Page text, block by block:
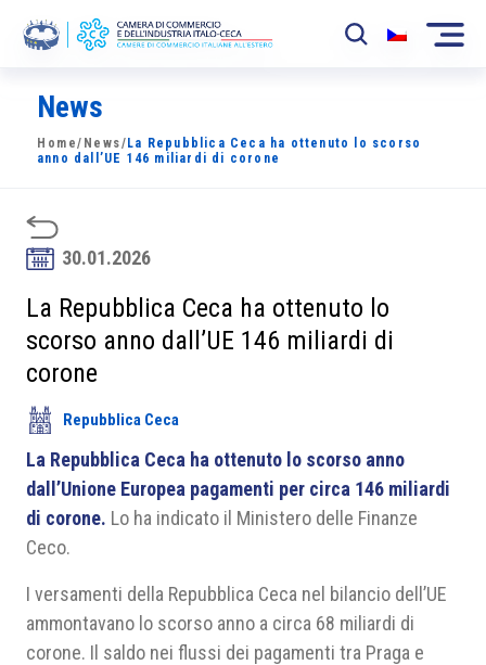
La Camera
News
Sviluppo Mercato
Soci
Partner
Area riservata
News
Home/ News/ La Repubblica Ceca ha ottenuto lo scorso
anno dall’UE 146 miliardi di corone
30.01.2026
La Repubblica Ceca ha ottenuto lo
scorso anno dall’UE 146 miliardi di
corone
Repubblica Ceca
La Repubblica Ceca ha ottenuto lo scorso anno
dall’Unione Europea pagamenti per circa 146 miliardi
di corone. Lo ha indicato il Ministero delle Finanze
Ceco.
I versamenti della Repubblica Ceca nel bilancio dell’UE
ammontavano lo scorso anno a circa 68 miliardi di
corone. Il saldo nei flussi dei pagamenti tra Praga e